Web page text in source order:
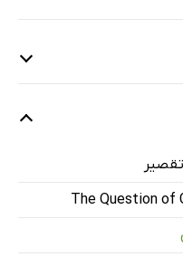
آلمان
The Question of